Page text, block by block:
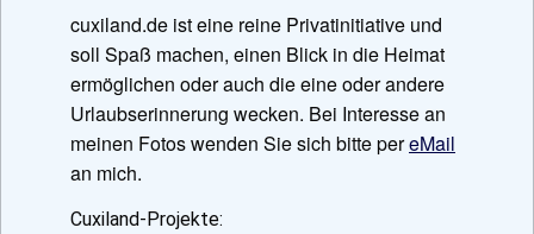
cuxiland.de ist eine reine Privatinitiative und
soll Spaß machen, einen Blick in die Heimat
ermöglichen oder auch die eine oder andere
Urlaubserinnerung wecken. Bei Interesse an
meinen Fotos wenden Sie sich bitte pereMail
an mich.
Cuxiland-Projekte: